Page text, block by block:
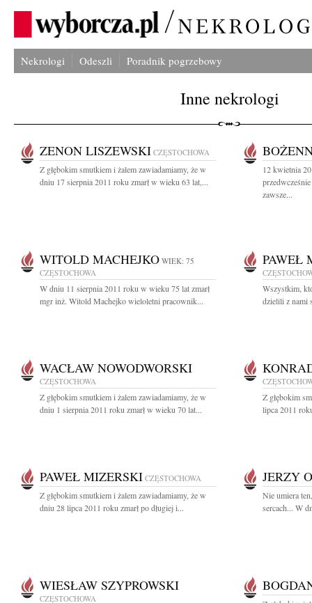
Nekrologi Odeszli Poradnik pogrzebowy
Inne nekrologi
ZENON LISZEWSKI CZĘSTOCHOWA
Z głębokim smutkiem i żalem zawiadamiamy, że w
dniu 17 sierpnia 2011 roku zmarł w wieku 63 lat,...
12 kwietnia
zawsze...
WITOLD MACHEJKO WIEK: 75
CZĘSTOCHOWA
W dniu 11 sierpnia 2011 roku w wieku 75 lat zmarł
mgr inż. Witold Machejko wieloletni pracownik...
PAWEŁ
Wszystkim,
dzielili z nami
WACŁAW NOWODWORSKI
CZĘSTOCHOWA
Z głębokim smutkiem i żalem zawiadamiamy, że w
dniu 1 sierpnia 2011 roku zmarł w wieku 70 lat...
Z głębokim
lipca 2011
PAWEŁ MIZERSKI CZĘSTOCHOWA
Z głębokim smutkiem i żalem zawiadamiamy, że w
dniu 28 lipca 2011 roku zmarł po długiej i...
JERZY
Nie umiera
sercach... W
WIESŁAW SZYPROWSKI
CZĘSTOCHOWA